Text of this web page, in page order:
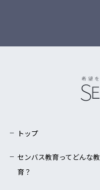
トップ
センバス教育ってどんな教
育？